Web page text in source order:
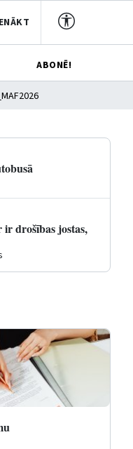
ABONĒ!
ir drošības jostas,